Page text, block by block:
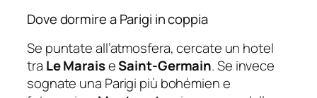
Dove dormire a Parigi in coppia
Se puntate all’atmosfera, cercate un hotel
tra Le MaraiseSaint-Germain. Se invece
sognate una Parigi più bohémien e